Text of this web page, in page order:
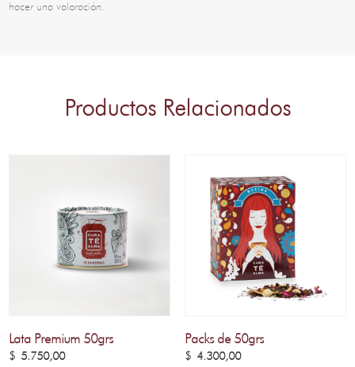
hacer una valoración.
Productos Relacionados
Lata Premium 50grs
$ 5.750,00
Packs de 50grs
$4.300,00